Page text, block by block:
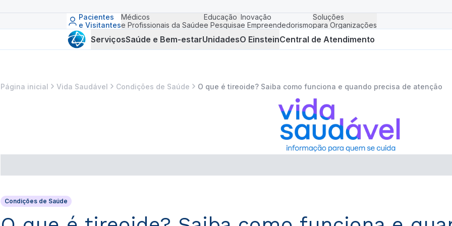
Pacientes
e Visitantes
Médicos
e Profissionais da Saúde
Educação
e Pesquisa
Inovação
e Empreendedorismo
Soluções
para Organizações
ServiçosSaúde e Bem-estarUnidadesO EinsteinCentral de Atendimento
Página inicial Vida Saudável Condições de Saúde O que é tireoide? Saiba como funciona e quando precisa de atenção
Condições de Saúde